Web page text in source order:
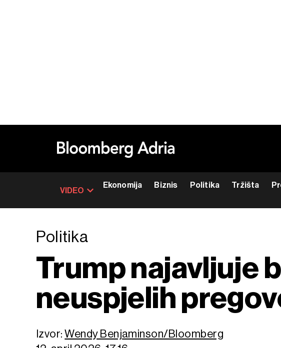
VIDEO
Ekonomija Biznis Politika Tržišta
Politika
Trump najavljuje
neuspjelih
Izvor:Wendy Benjaminson/Bloomberg